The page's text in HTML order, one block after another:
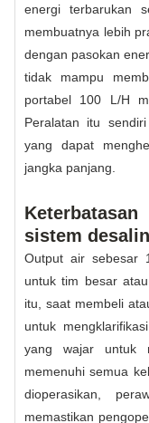
energi terbarukan
membuatnya lebih
dengan pasokan
tidak mampu
portabel 100 L/H
Peralatan itu
yang dapat
jangka panjang.
sistem
Output air sebesar
untuk tim besar
itu, saat membeli
untuk
yang wajar untuk
memenuhi semua
dioperasikan,
memastikan